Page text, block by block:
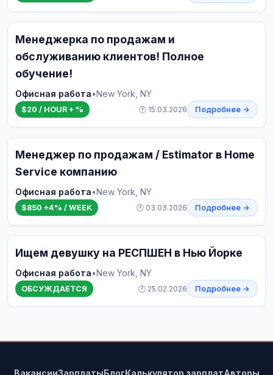
Менеджерка по продажам и
обслуживанию клиентов! Полное
обучение!
Офисная работа•New York, NY
$20 / HOUR + % 🕐 15.03.2026 Подробнее →
Менеджер по продажам / Estimator в Home
Service компанию
Офисная работа•New York, NY
$850 +4% / WEEK 🕐 03.03.2026 Подробнее →
Ищем девушку на РЕСПШЕН в Нью Йорке
Офисная работа•New York, NY
ОБСУЖДАЕТСЯ 🕐 25.02.2026 Подробнее →
ВакансииЗарплатыБлогКалькулятор зарплатАвторы